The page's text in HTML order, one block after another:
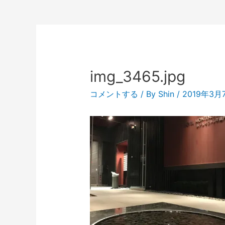
img_3465.jpg
コメントする / By Shin / 2019年3月